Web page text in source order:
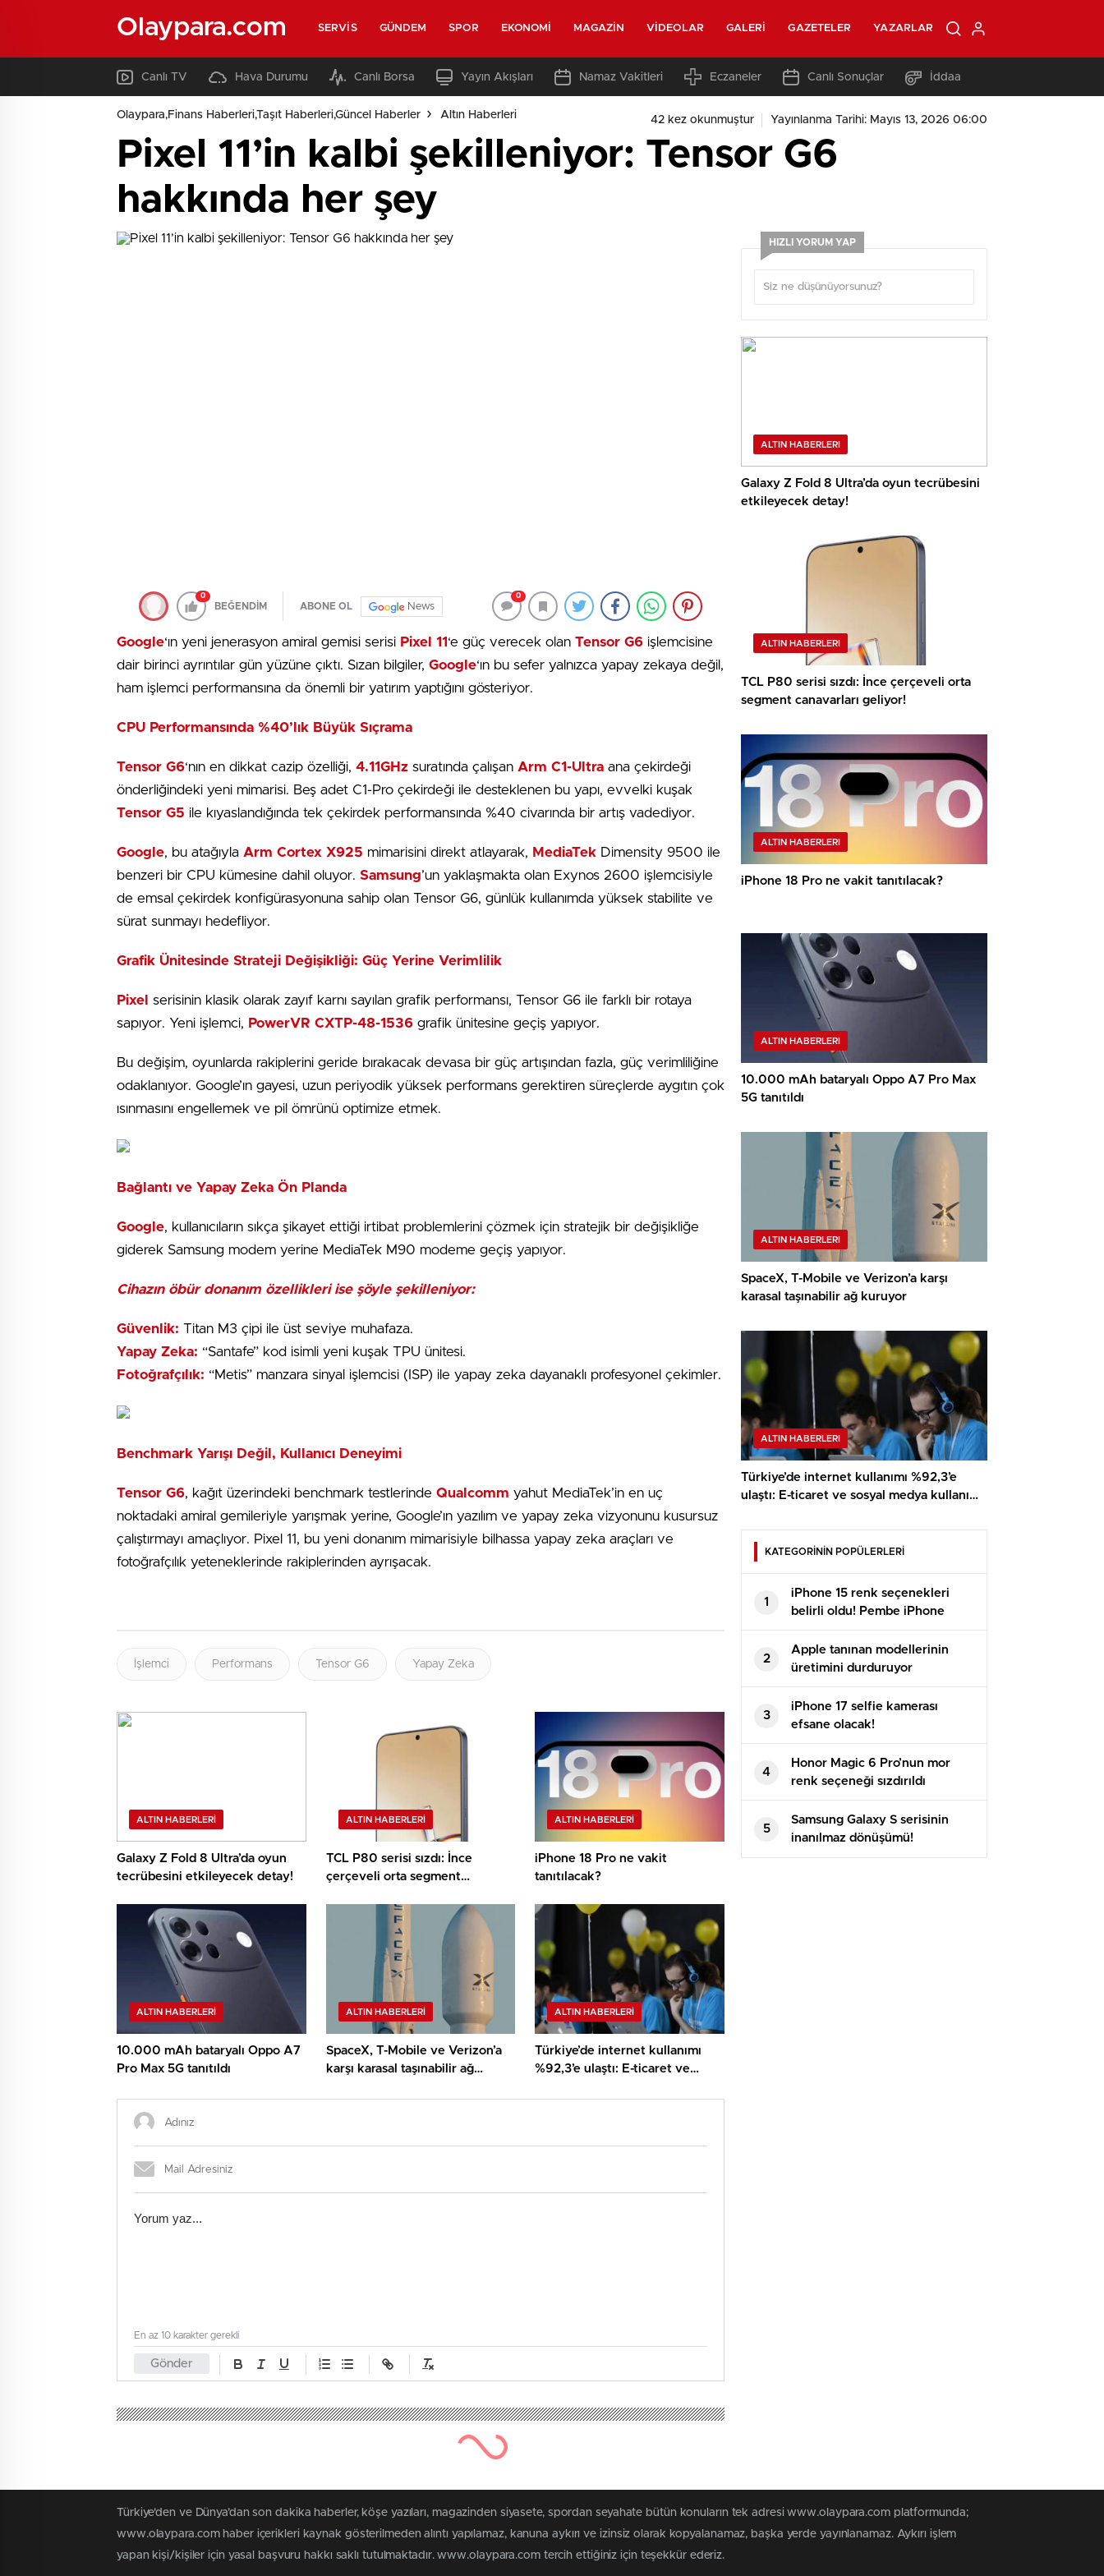
Olaypara.com SERVIS GÜNDEM SPOR EKONOMI MAGAZIN VIDEOLAR GALERI GAZETELER YAZARLAR
Canlı TV Hava Durumu Canlı Borsa Yayın Akışları Namaz Vakitleri Eczaneler Canlı Sonuçlar İddaa
Olaypara,Finans Haberleri,Taşıt Haberleri,Güncel Haberler Altın Haberleri 42 kez okunmuştur Yayınlanma Tarihi: Mayıs 13, 2026 06:00
Pixel 11’in kalbi şekilleniyor: Tensor G6
hakkında her şey
0
BEĞENDİM ABONE OL News
0
Google‘ın yeni jenerasyon amiral gemisi serisi Pixel 11 ‘e güç verecek olan Tensor G6 işlemcisine
dair birinci ayrıntılar gün yüzüne çıktı. Sızan bilgiler, Google‘ın bu sefer yalnızca yapay zekaya değil,
ham işlemci performansına da önemli bir yatırım yaptığını gösteriyor.
CPU Performansında %40’lık Büyük Sıçrama
Tensor G6‘nın en dikkat cazip özelliği, 4.11GHz suratında çalışan Arm C1-Ultra ana çekirdeği
önderliğindeki yeni mimarisi. Beş adet C1-Pro çekirdeği ile desteklenen bu yapı, evvelki kuşak
Tensor G5 ile kıyaslandığında tek çekirdek performansında %40 civarında bir artış vadediyor.
Google, bu atağıyla Arm Cortex X925 mimarisini direkt atlayarak, MediaTek Dimensity 9500 ile
benzeri bir CPU kümesine dahil oluyor. Samsung’un yaklaşmakta olan Exynos 2600 işlemcisiyle
de emsal çekirdek konfigürasyonuna sahip olan Tensor G6, günlük kullanımda yüksek stabilite ve
sürat sunmayı hedefliyor.
Grafik Ünitesinde Strateji Değişikliği: Güç Yerine Verimlilik
Pixel serisinin klasik olarak zayıf karnı sayılan grafik performansı, Tensor G6 ile farklı bir rotaya
sapıyor. Yeni işlemci, PowerVR CXTP-48-1536 grafik ünitesine geçiş yapıyor.
Bu değişim, oyunlarda rakiplerini geride bırakacak devasa bir güç artışından fazla, güç verimliliğine
odaklanıyor. Google’ın gayesi, uzun periyodik yüksek performans gerektiren süreçlerde aygıtın çok
ısınmasını engellemek ve pil ömrünü optimize etmek.
Bağlantı ve Yapay Zeka Ön Planda
Google, kullanıcıların sıkça şikayet ettiği irtibat problemlerini çözmek için stratejik bir değişikliğe
giderek Samsung modem yerine MediaTek M90 modeme geçiş yapıyor.
Cihazın öbür donanım özellikleri ise şöyle şekilleniyor:
Güvenlik: Titan M3 çipi ile üst seviye muhafaza.
Yapay Zeka: “Santafe” kod isimli yeni kuşak TPU ünitesi.
Fotoğrafçılık: “Metis” manzara sinyal işlemcisi (ISP) ile yapay zeka dayanaklı profesyonel çekimler.
Benchmark Yarışı Değil, Kullanıcı Deneyimi
Tensor G6, kağıt üzerindeki benchmark testlerinde Qualcomm yahut MediaTek’in en uç
noktadaki amiral gemileriyle yarışmak yerine, Google’ın yazılım ve yapay zeka vizyonunu kusursuz
çalıştırmayı amaçlıyor. Pixel 11, bu yeni donanım mimarisiyle bilhassa yapay zeka araçları ve
fotoğrafçılık yeteneklerinde rakiplerinden ayrışacak.
İşlemci Performans Tensor G6 Yapay Zeka
ALTIN HABERLERI
Galaxy Z Fold 8 Ultra’da oyun
tecrübesini etkileyecek detay!
ALTIN HABERLERI
TCL P80 serisi sızdı: İnce
çerçeveli orta segment
ALTIN HABERLERI
iPhone 18 Pro ne vakit
tanıtılacak?
ALTIN HABERLERI
10.000 mAh bataryalı Oppo A7
Pro Max 5G tanıtıldı
ALTIN HABERLERI
SpaceX, T-Mobile ve Verizon’a
karşı karasal taşınabilir ağ
ALTIN HABERLERI
Türkiye’de internet kullanımı
%92,3’e ulaştı: E-ticaret ve
Gönder
En az 10 karakter gerekli
HIZLI YORUM YAP
ALTIN HABERLERI
Galaxy Z Fold 8 Ultra’da oyun tecrübesini
etkileyecek detay!
ALTIN HABERLERI
TCL P80 serisi sızdı: İnce çerçeveli orta
segment canavarları geliyor!
ALTIN HABERLERI
iPhone 18 Pro ne vakit tanıtılacak?
ALTIN HABERLERI
10.000 mAh bataryalı Oppo A7 Pro Max
5G tanıtıldı
ALTIN HABERLERI
SpaceX, T-Mobile ve Verizon’a karşı
karasal taşınabilir ağ kuruyor
ALTIN HABERLERI
Türkiye’de internet kullanımı %92,3’e
ulaştı: E-ticaret ve sosyal medya kullanımı
KATEGORİNİN POPÜLERLERİ
1
iPhone 15 renk seçenekleri
belirli oldu! Pembe iPhone
geliyor!
2
Apple tanınan modellerinin
üretimini durduruyor
3
iPhone 17 selfie kamerası
efsane olacak!
4
Honor Magic 6 Pro’nun mor
renk seçeneği sızdırıldı
5
Samsung Galaxy S serisinin
inanılmaz dönüşümü!
Türkiye'den ve Dünya’dan son dakika haberler, köşe yazıları, magazinden siyasete, spordan seyahate bütün konuların tek adresi www.olaypara.com platformunda;
www.olaypara.com haber içerikleri kaynak gösterilmeden alıntı yapılamaz, kanuna aykırı ve izinsiz olarak kopyalanamaz, başka yerde yayınlanamaz. Aykırı işlem
yapan kişi/kişiler için yasal başvuru hakkı saklı tutulmaktadır. www.olaypara.com tercih ettiğiniz için teşekkür ederiz.